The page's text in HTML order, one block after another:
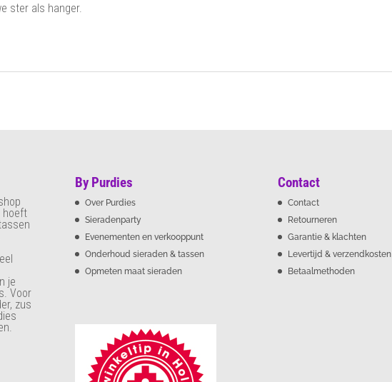
ster als hanger.
hoeft
je
Voor
zus
By Purdies
Over Purdies
Sieradenparty
Evenementen en verkooppunt
Onderhoud sieraden & tassen
Opmeten maat sieraden
Contact
Contact
Retourneren
Garantie & klachten
Levertijd & verzendkosten
Betaalmethoden